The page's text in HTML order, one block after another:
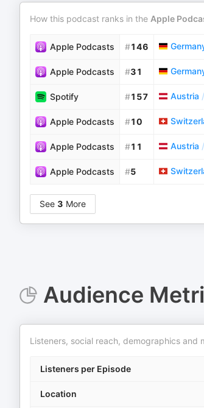
How this podcast ranks in the Apple
Apple Podcasts #146
Apple Podcasts #31
Spotify #157 Austria /
Apple Podcasts #10
Apple Podcasts #11 Austria /
Apple Podcasts #5
See 3 More
Audience
Listeners, social reach, demographics and
Listeners per Episode
Location